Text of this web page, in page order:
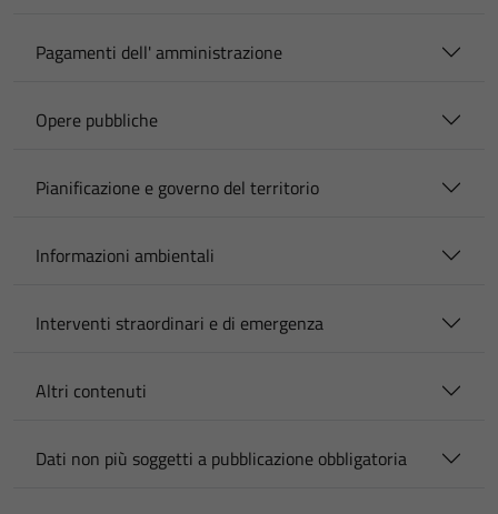
Pagamenti dell' amministrazione
Opere pubbliche
Pianificazione e governo del territorio
Informazioni ambientali
Interventi straordinari e di emergenza
Altri contenuti
Dati non più soggetti a pubblicazione obbligatoria